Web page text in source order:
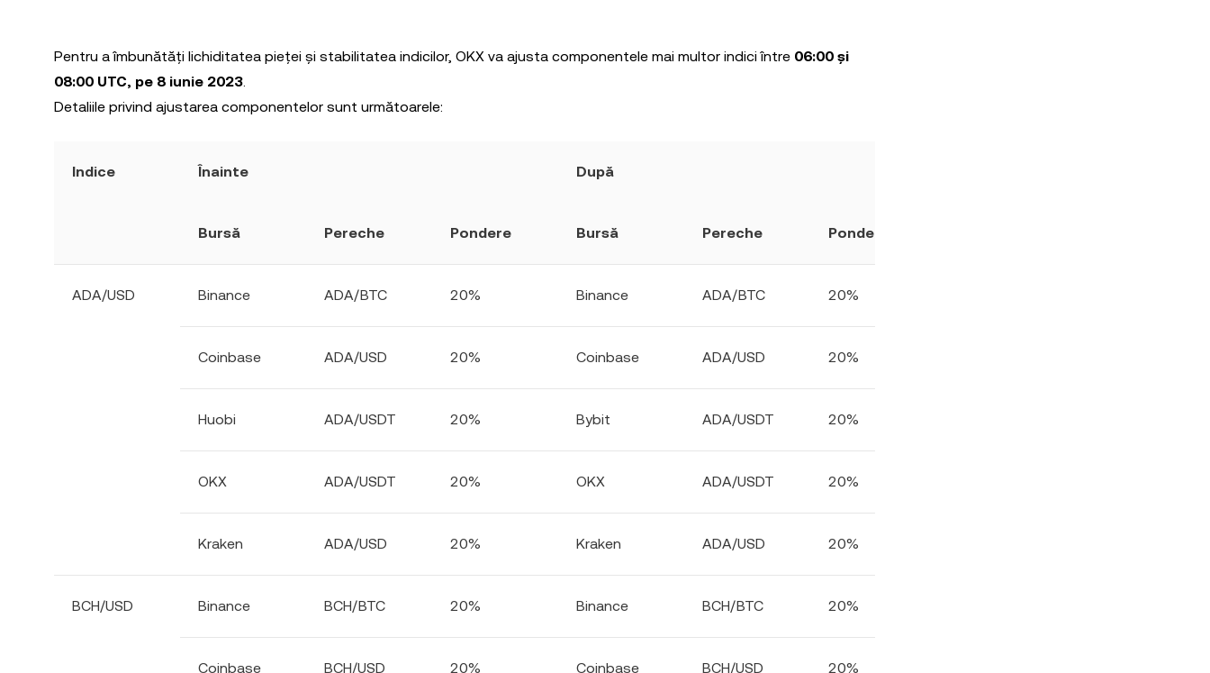
Pentru a îmbunătăți lichiditatea pieței și stabilitatea indicilor, OKX va ajusta componentele mai multor indici între 06:00 și
08:00 UTC, pe 8 iunie 2023.
Detaliile privind ajustarea componentelor sunt următoarele:
Indice Înainte După
Bursă Pereche Pondere Bursă Pereche Pondere
ADA/USD Binance ADA/BTC 20% Binance ADA/BTC 20%
Coinbase ADA/USD 20% Coinbase ADA/USD 20%
Huobi ADA/USDT 20% Bybit ADA/USDT 20%
OKX ADA/USDT 20% OKX ADA/USDT 20%
Kraken ADA/USD 20% Kraken ADA/USD 20%
BCH/USD Binance BCH/BTC 20% Binance BCH/BTC 20%
Coinbase BCH/USD 20% Coinbase BCH/USD 20%